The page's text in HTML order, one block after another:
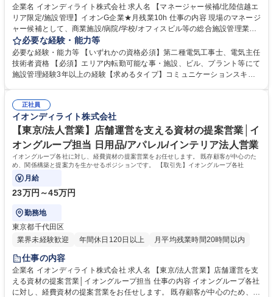
企業名 イオンディライト株式会社 求人名 【マネージャー候補/北陸信越エ
リア限定/施設管理】イオンG企業★月残業10h 仕事の内容 現場のマネージ
ャー候補として、商業施設/病院/学校/オフィスビル等の総合施設管理業務
を担当していただきます。※エリア内で転勤はございますが、エリアを超
えた異動は伴いません。 ・グローバル社員（海外・日本国内転勤有） ・
ナショナル社員（日本国内転勤有）※備考欄により詳細な情報を記載 ＜具
体的な業務内容＞■建物設備機器の操作運転業務 ■設備の日常保守点検業
候補/北陸信越エリア限定/施設管理】イオンG企業★月残業10h
必要な経験・能力等
必要な経験・能力等 【いずれかの資格必須】第二種電気工事士、電気主任
技術者資格 【必須】エリア内転勤可能な事・施設、ビル、プラント等にて
施設管理経験3年以上の経験【求めるタイプ】コミュニケーションスキル/
ス、ホテル、医療･福祉施設、学校施設などさまざまな施設へサービスを
提供しています。入社後は、経験に応じた研修プログラムと資格取得支援
制度で、さらなるスキルアップをサポートします。現場でのOJTと定期的
なフォローで、施設管理のプロフェッショナルとして長期的に活躍いただ
けます。 学歴・資格 学歴：大学院 大学 高専 短大 専修学校 高校 語学力：
資格：第三種電気主任技術者 第二種電気工事士
正社員
イオンディライト株式会社
【東京/法人営業】店舗運営を支える資材の提案営業│イ
オングループ担当 日用品/アパレル/インテリア法人営業
イオングループ各社に対し、経費資材の提案営業をお任せします。 既存顧客が中心のた
め、関係構築と提案力を生かせるポジションです。 【取引先】イオングループ各社
月給
23万円～45万円
勤務地
東京都千代田区
業界未経験歓迎
年間休日120日以上 月平均残業時間20時間以内
仕事の内容
企業名 イオンディライト株式会社 求人名 【東京/法人営業】店舗運営を支
える資材の提案営業│イオングループ担当 仕事の内容 イオングループ各社
に対し、経費資材の提案営業をお任せします。 既存顧客が中心のため、関